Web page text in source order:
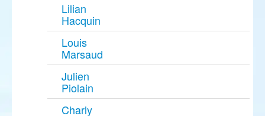
Lilian
Hacquin
Louis
Marsaud
Julien
Piolain
Charly